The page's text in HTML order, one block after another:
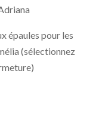
épaules pour les
(sélectionnez